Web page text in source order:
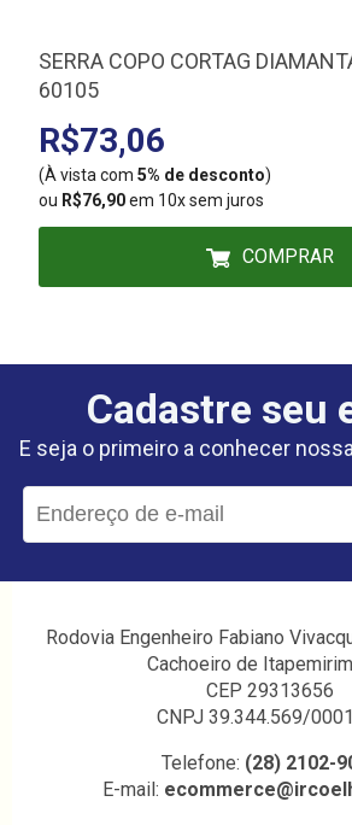
SERRA COPO CORTAG
60105
R$73,06
(À vista com 5% de desconto)
ou R$76,90em 10x sem juros
COMPRAR
Cadastre seu
E seja o primeiro a conhecer
Rodovia Engenheiro Fabiano
Cachoeiro de
CEP 29313656
CNPJ 39.344.569/
Telefone: (28) 2102-
E-mail: